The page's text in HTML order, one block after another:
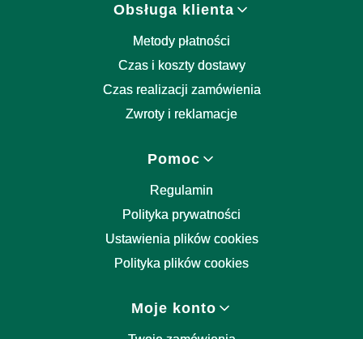
Obsługa klienta
Metody płatności
Czas i koszty dostawy
Czas realizacji zamówienia
Zwroty i reklamacje
Pomoc
Regulamin
Polityka prywatności
Ustawienia plików cookies
Polityka plików cookies
Moje konto